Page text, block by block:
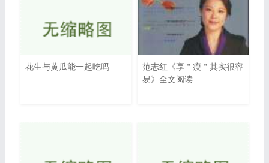
花生与黄瓜能一起吃吗
范志红《享＂瘦＂其实很容
易》全文阅读